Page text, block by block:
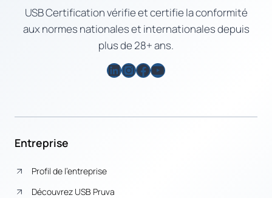
USB Certification vérifie et certifie la conformité
aux normes nationales et internationales depuis
plus de 28+ ans.
LinkedIn
Instagram
Facebook
YouTube
Entreprise
Profil de l’entreprise
Découvrez USB Pruva